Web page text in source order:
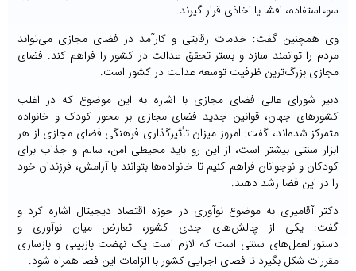
سوءاستفاده، افشا یا اخاذی قرار گیرند.
وی همچنین گفت: خدمات رقابتی و کارآمد در فضای مجازی می‌تواند
مردم را توانمند سازد و بستر تحقق عدالت در کشور را فراهم کند. فضای
مجازی بزرگ‌ترین ظرفیت توسعه عدالت در کشور است.
دبیر شورای عالی فضای مجازی با اشاره به این موضوع که در اغلب
کشورهای جهان، قوانین جدید فضای مجازی بر محور کودک و خانواده
متمرکز شده‌اند، گفت: امروز میزان تأثیرگذاری فرهنگی فضای مجازی از هر
ابزار سنتی بیشتر است، از این رو باید محیطی امن، سالم و جذاب برای
کودکان و نوجوانان فراهم کنیم تا خانواده‌ها بتوانند با آرامش، فرزندان خود
را در این فضا رشد دهند.
دکتر آقامیری به موضوع نوآوری در حوزه اقتصاد دیجیتال اشاره کرد و
گفت: یکی از چالش‌های جدی کشور، تعارض میان نوآوری و
دستورالعمل‌های سنتی است که لازم است یک نهضت بازبینی و بازسازی
مقررات شکل بگیرد تا فضای اجرایی کشور با الزامات این فضا همراه شود.